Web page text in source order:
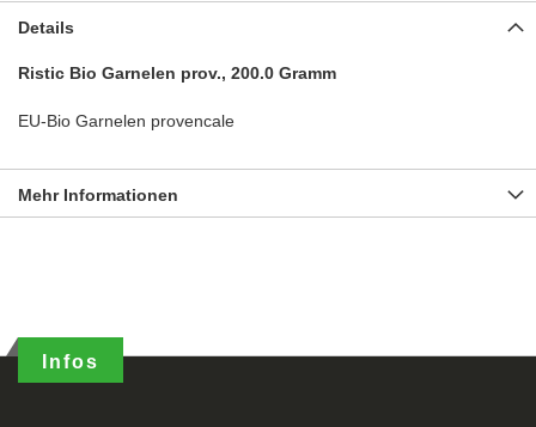
Details
Ristic Bio Garnelen prov., 200.0 Gramm
EU-Bio Garnelen provencale
Mehr Informationen
Infos